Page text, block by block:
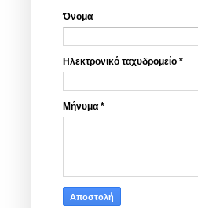
Όνομα
Ηλεκτρονικό ταχυδρομείο *
Μήνυμα *